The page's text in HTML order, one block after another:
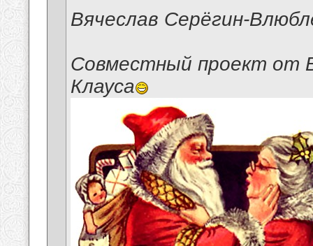
Вячеслав Серёгин-
Совместный проект от
Клауса